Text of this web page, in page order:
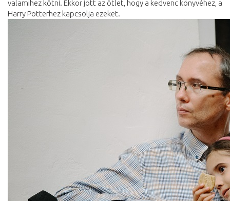
valamihez kötni. Ekkor jött az ötlet, hogy a kedvenc könyvéhez, a
Harry Potterhez kapcsolja ezeket.